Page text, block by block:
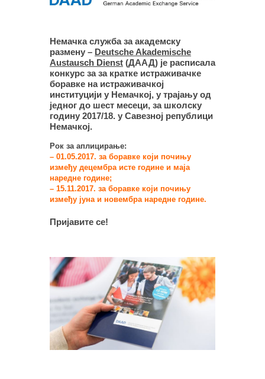
Немачка служба за академску
размену – Deutsche Akademische
Austausch Dienst (ДААД) је расписала
конкурс за за кратке истраживачке
боравке на истраживачкој
институцији у Немачкој, у трајању од
једног до шест месеци, за школску
годину 2017/18. у Савезној републици
Немачкој.
Рок за аплицирање:
– 01.05.2017. за боравке који почињу
између децембра исте године и маја
наредне године;
– 15.11.2017. за боравке који почињу
између јуна и новембра наредне године.
Пријавите се!